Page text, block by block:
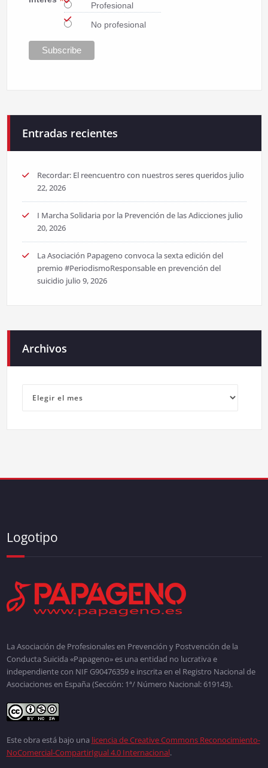
Profesional
No profesional
Entradas recientes
Recordar: El reencuentro con nuestros seres queridos julio
22, 2026
I Marcha Solidaria por la Prevención de las Adicciones julio
20, 2026
La Asociación Papageno convoca la sexta edición del
premio #PeriodismoResponsable en prevención del
suicidio julio 9, 2026
Archivos
Logotipo
La Asociación de Profesionales en Prevención y Postvención de la
Conducta Suicida «Papageno» es una entidad no lucrativa e
independiente con NIF G90476359 e inscrita en el Registro Nacional de
Asociaciones en España (Sección: 1ª/ Número Nacional: 619143).
Este obra está bajo una licencia de Creative Commons Reconocimiento-
NoComercial-CompartirIgual 4.0 Internacional.